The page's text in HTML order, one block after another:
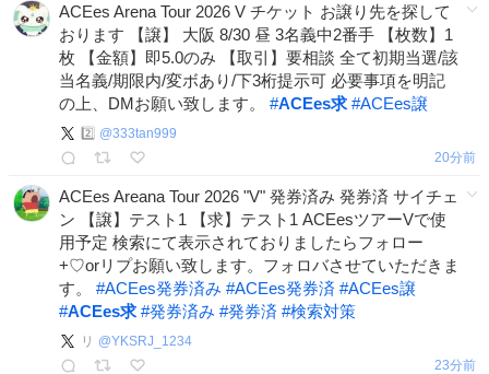
ACEes Arena Tour 2026 V チケット お譲り先を探して
おります 【譲】 大阪 8/30 昼 3名義中2番手 【枚数】1
枚 【金額】即5.0のみ 【取引】要相談 全て初期当選/該
当名義/期限内/変ボあり/下3桁提示可 必要事項を明記
の上、DMお願い致します。 #ACEes求 #ACEes譲
2️⃣ @333tan999
21分前
ACEes Areana Tour 2026 "V" 発券済み 発券済 サイチェ
ン 【譲】テスト1 【求】テスト1 ACEesツアーVで使
用予定 検索にて表示されておりましたらフォロー
+♡orリプお願い致します。フォロバさせていただきま
す。 #ACEes発券済み #ACEes発券済 #ACEes譲
#ACEes求 #発券済み #発券済 #検索対策
リ @YKSRJ_1234
23分前